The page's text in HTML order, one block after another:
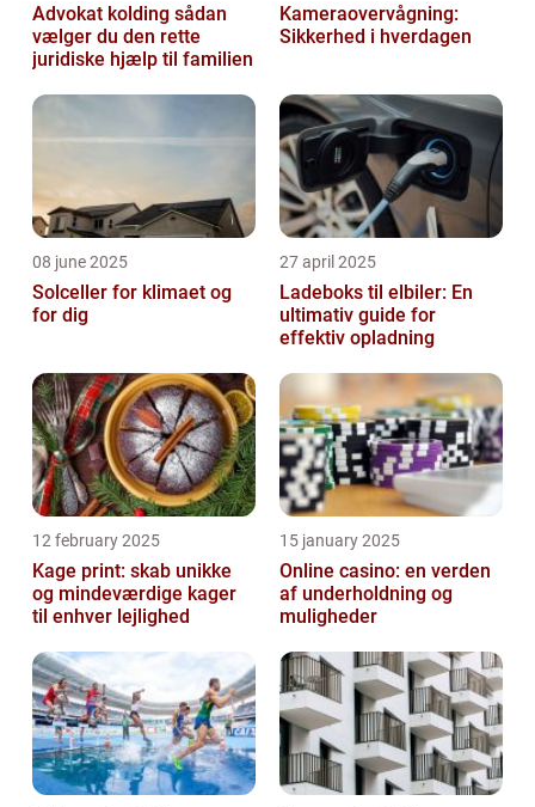
Advokat kolding sådan
vælger du den rette
juridiske hjælp til familien
Kameraovervågning:
Sikkerhed i hverdagen
08 june 2025
Solceller for klimaet og
for dig
27 april 2025
Ladeboks til elbiler: En
ultimativ guide for
effektiv opladning
12 february 2025
Kage print: skab unikke
og mindeværdige kager
til enhver lejlighed
15 january 2025
Online casino: en verden
af underholdning og
muligheder